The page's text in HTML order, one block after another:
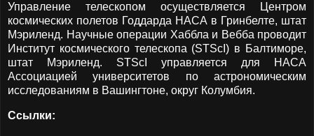
Управление телескопом осуществляется Центром
космических полетов Годдарда НАСА в Гринбелте, штат
Мэриленд. Научные операции Хаббла и Вебба проводит
Институт космического телескопа (STScI) в Балтиморе,
штат Мэриленд. STScI управляется для НАСА
Ассоциацией университетов по астрономическим
исследованиям в Вашингтоне, округ Колумбия.
Ссылки: